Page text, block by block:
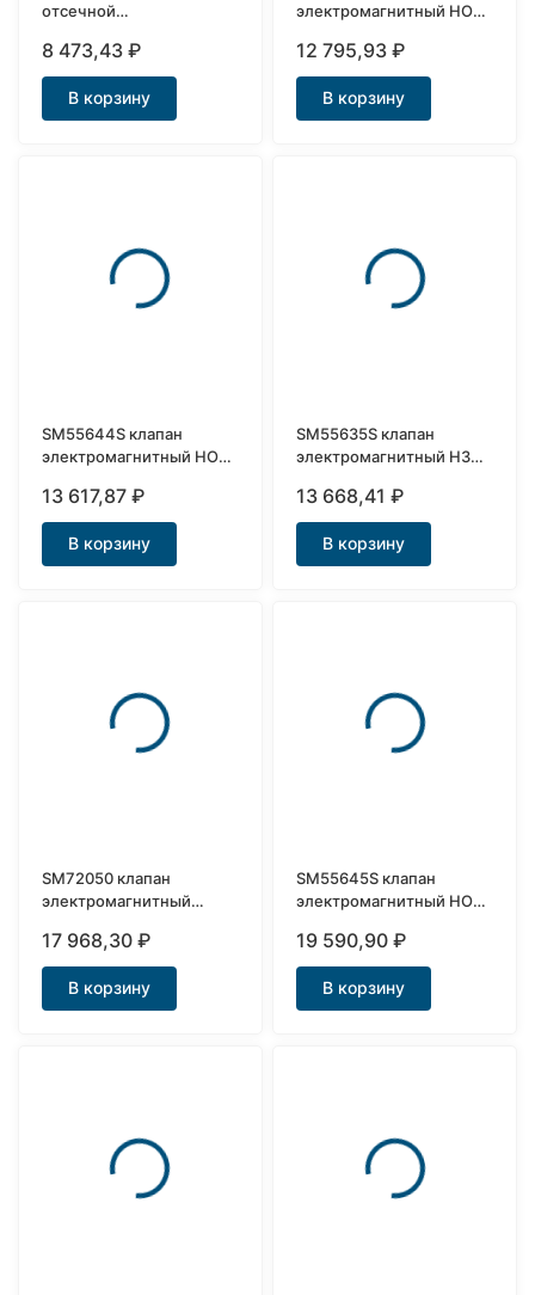
отсечной
8 473,43₽
В корзину
электромагнитный НО
12 795,93₽
В корзину
SM55644S клапан
электромагнитный НО
13 617,87₽
В корзину
SM55635S клапан
электромагнитный НЗ
13 668,41₽
В корзину
SM72050 клапан
электромагнитный
17 968,30₽
В корзину
SM55645S клапан
электромагнитный НО
19 590,90₽
В корзину